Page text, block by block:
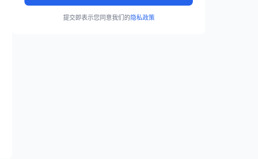
提交即表示您同意我们的隐私政策